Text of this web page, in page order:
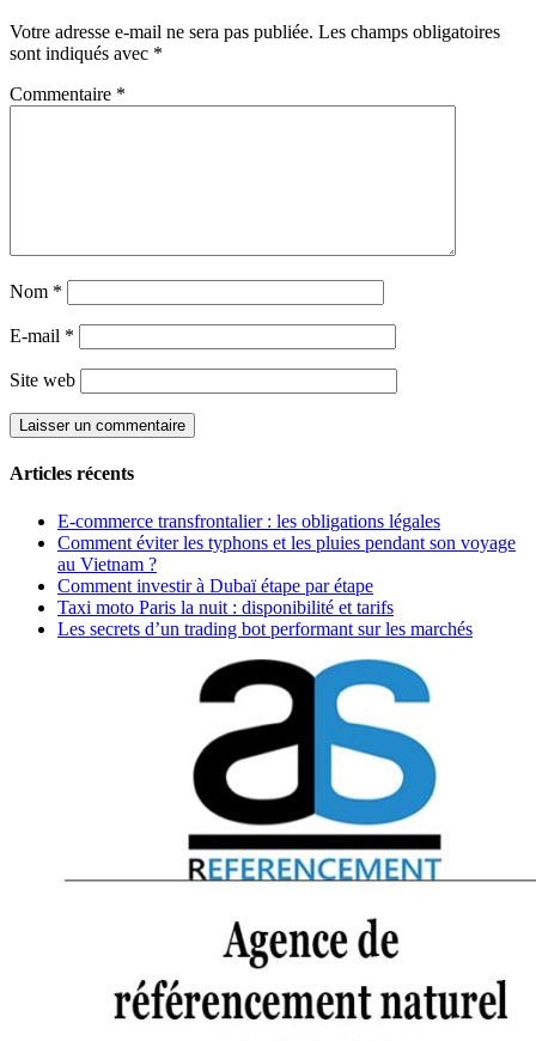
Votre adresse e-mail ne sera pas publiée. Les champs obligatoires
sont indiqués avec *
Commentaire *
Nom *
E-mail *
Site web
Articles récents
E-commerce transfrontalier : les obligations légales
Comment éviter les typhons et les pluies pendant son voyage
au Vietnam ?
Comment investir à Dubaï étape par étape
Taxi moto Paris la nuit : disponibilité et tarifs
Les secrets d’un trading bot performant sur les marchés